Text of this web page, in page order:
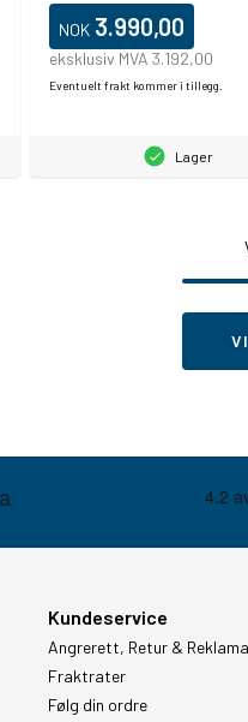
NOK 3.990,00
eksklusiv MVA 3.192,00
Eventuelt frakt kommer i tillegg.
Lager
Kundeservice
Angrerett, Retur &
Fraktrater
Følg din ordre